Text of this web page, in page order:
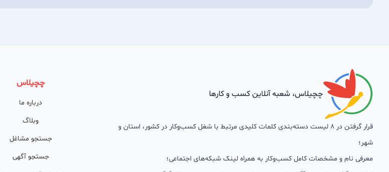
چچیلاس، شعبه آنلاین کسب و کارها
قرار گرفتن در 8 لیست دسته‌بندی کلمات کلیدی مرتبط با شغل کسب‌وکار در کشور، استان و
شهر؛
معرفی نام و مشخصات کامل کسب‌وکار به همراه لینک شبکه‌های اجتماعی؛
چچیلاس
درباره ما
وبلاگ
جستجو مشاغل
جستجو آگهی